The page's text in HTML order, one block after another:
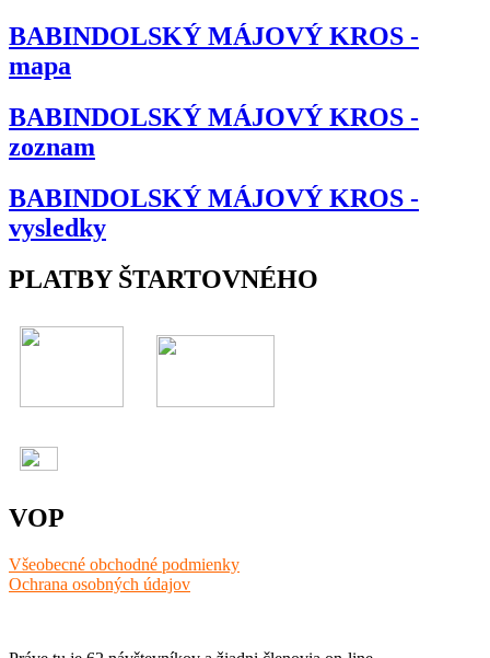
BABINDOLSKÝ MÁJOVÝ KROS -
mapa
BABINDOLSKÝ MÁJOVÝ KROS -
zoznam
BABINDOLSKÝ MÁJOVÝ KROS -
vysledky
PLATBY ŠTARTOVNÉHO
VOP
Všeobecné obchodné podmienky
Ochrana osobných údajov